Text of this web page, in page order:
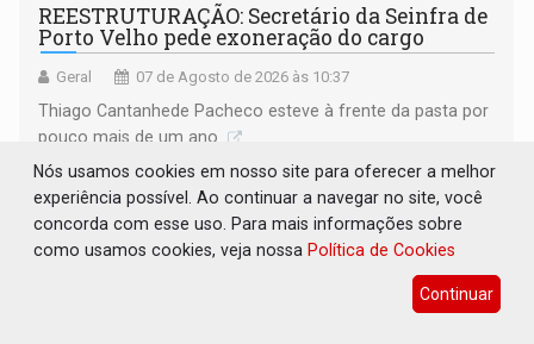
REESTRUTURAÇÃO: Secretário da Seinfra de
Porto Velho pede exoneração do cargo
Geral 07 de Agosto de 2026 às 10:37
Thiago Cantanhede Pacheco esteve à frente da pasta por
pouco mais de um ano
Nós usamos cookies em nosso site para oferecer a melhor
experiência possível. Ao continuar a navegar no site, você
concorda com esse uso. Para mais informações sobre
como usamos cookies, veja nossa Política de Cookies
Continuar